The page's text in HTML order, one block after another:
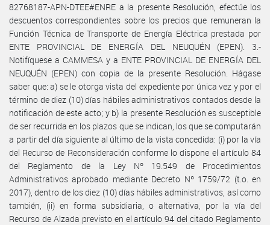
82768187-APN-DTEE#ENRE a la presente Resolución, efectúe los
descuentos correspondientes sobre los precios que remuneran la
Función Técnica de Transporte de Energía Eléctrica prestada por
ENTE PROVINCIAL DE ENERGÍA DEL NEUQUÉN (EPEN). 3.-
Notifíquese a CAMMESA y a ENTE PROVINCIAL DE ENERGÍA DEL
NEUQUÉN (EPEN) con copia de la presente Resolución. Hágase
saber que: a) se le otorga vista del expediente por única vez y por el
término de diez (10) días hábiles administrativos contados desde la
notificación de este acto; y b) la presente Resolución es susceptible
de ser recurrida en los plazos que se indican, los que se computarán
a partir del día siguiente al último de la vista concedida: (i) por la vía
del Recurso de Reconsideración conforme lo dispone el artículo 84
del Reglamento de la Ley Nº 19.549 de Procedimientos
Administrativos aprobado mediante Decreto Nº 1759/72 (t.o. en
2017), dentro de los diez (10) días hábiles administrativos, así como
también, (ii) en forma subsidiaria, o alternativa, por la vía del
Recurso de Alzada previsto en el artículo 94 del citado Reglamento